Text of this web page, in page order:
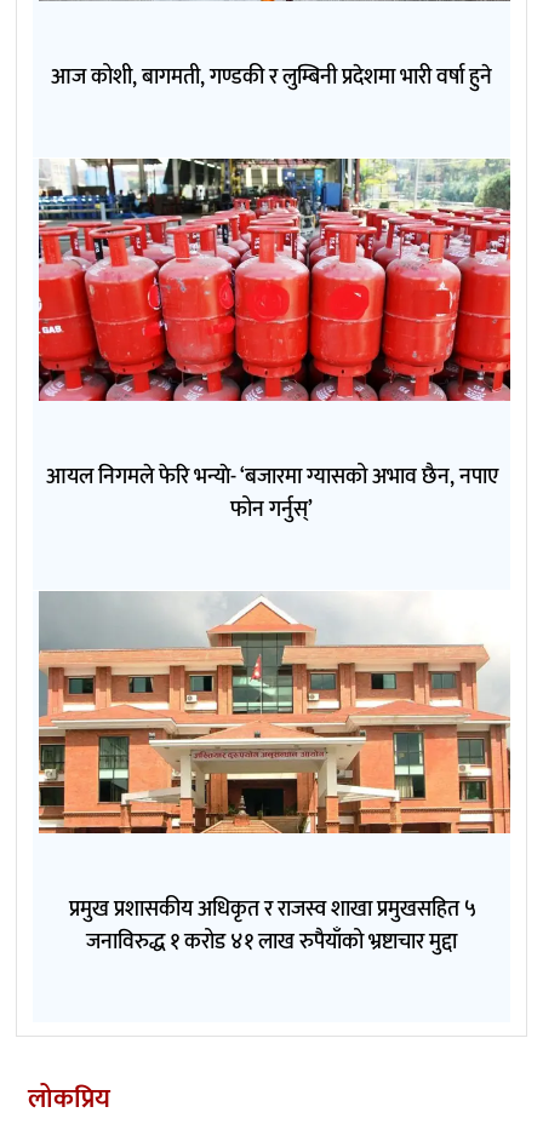
आज कोशी, बागमती, गण्डकी र लुम्बिनी प्रदेशमा भारी वर्षा हुने
आयल निगमले फेरि भन्याे- ‘बजारमा ग्यासको अभाव छैन, नपाए
फोन गर्नुस्’
प्रमुख प्रशासकीय अधिकृत र राजस्व शाखा प्रमुखसहित ५
जनाविरुद्ध १ करोड ४१ लाख रुपैयाँको भ्रष्टाचार मुद्दा
लोकप्रिय